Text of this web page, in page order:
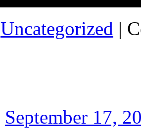
Uncategorized |
September 17,